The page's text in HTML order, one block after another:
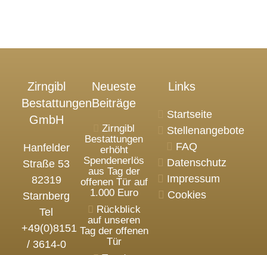
Zirngibl
Bestattungen
GmbH
Hanfelder
Straße 53
82319
Starnberg
Tel
+49(0)8151
/ 3614-0
Neueste
Beiträge
Zirngibl
Bestattungen
erhöht
Spendenerlös
aus Tag der
offenen Tür auf
1.000 Euro
Rückblick
auf unseren
Tag der offenen
Tür
Links
Startseite
Stellenangebote
FAQ
Datenschutz
Impressum
Cookies